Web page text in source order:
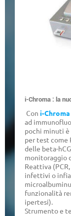
i-Chroma : la
Con i-Chroma
ad
pochi minuti è
per test come
delle beta-
monitoraggio
Reattiva
infettivi o
funzionalità
ipertesi).
Strumento e